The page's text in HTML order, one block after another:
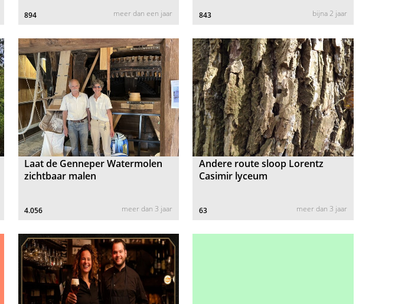
894 meer dan een jaar 843 bijna 2 jaar
Laat de Genneper Watermolen
zichtbaar malen
4.056 meer dan 3 jaar
Andere route sloop Lorentz
Casimir lyceum
63 meer dan 3 jaar